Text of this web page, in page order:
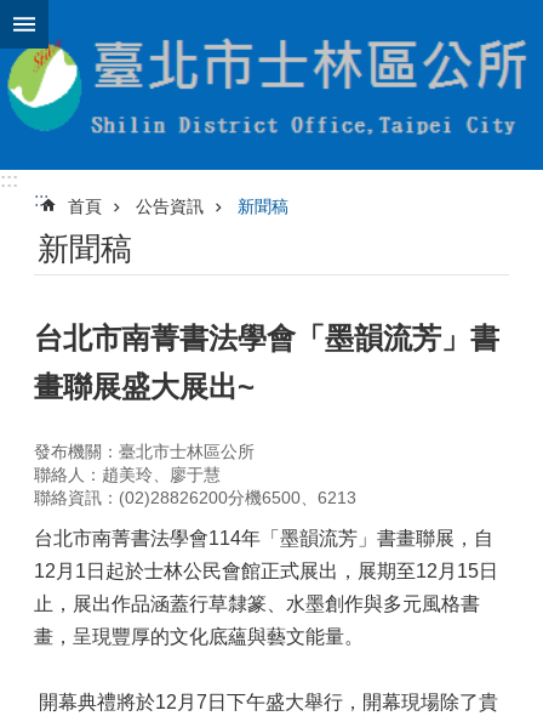
跳到主要內容區塊
:::
:::
首頁 公告資訊 新聞稿
新聞稿
台北市南菁書法學會「墨韻流芳」書
畫聯展盛大展出~
發布機關：臺北市士林區公所
聯絡人：趙美玲、廖于慧
聯絡資訊：(02)28826200分機6500、6213
台北市南菁書法學會114年「墨韻流芳」書畫聯展，自
12月1日起於士林公民會館正式展出，展期至12月15日
止，展出作品涵蓋行草隸篆、水墨創作與多元風格書
畫，呈現豐厚的文化底蘊與藝文能量。
開幕典禮將於12月7日下午盛大舉行，開幕現場除了貴